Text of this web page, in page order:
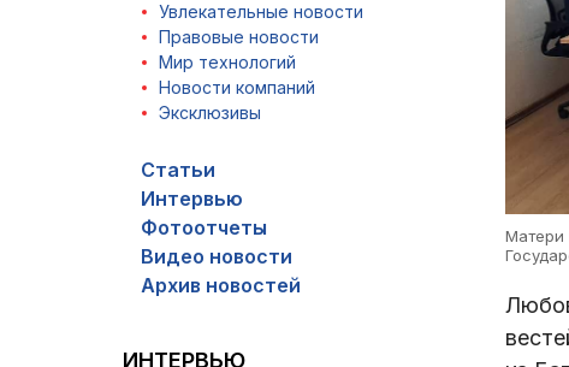
Увлекательные новости
Правовые новости
Мир технологий
Новости компаний
Эксклюзивы
Статьи
Интервью
Фотоотчеты
Видео новости
Архив новостей
ИНТЕРВЬЮ
Матери